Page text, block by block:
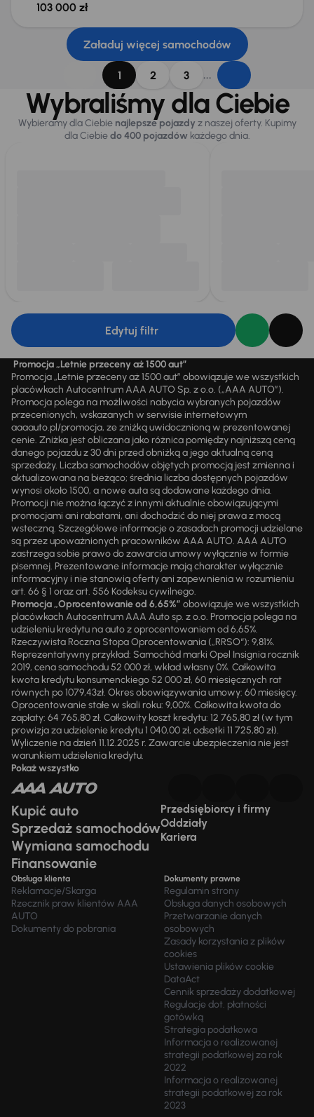
103 000 zł
Załaduj więcej samochodów
1 2 3 ...
Wybraliśmy dla Ciebie
Wybieramy dla Ciebie najlepsze pojazdy z naszej oferty. Kupimy
dla Ciebiedo 400 pojazdówkażdego dnia.
Edytuj filtr
Promocja „Letnie przeceny aż 1500 aut”
Promocja „Letnie przeceny aż 1500 aut” obowiązuje we wszystkich
placówkach Autocentrum AAA AUTO Sp. z o.o. („AAA AUTO”).
Promocja polega na możliwości nabycia wybranych pojazdów
przecenionych, wskazanych w serwisie internetowym
aaaauto.pl/promocja, ze zniżką uwidocznioną w prezentowanej
cenie. Zniżka jest obliczana jako różnica pomiędzy najniższą ceną
danego pojazdu z 30 dni przed obniżką a jego aktualną ceną
sprzedaży. Liczba samochodów objętych promocją jest zmienna i
aktualizowana na bieżąco; średnia liczba dostępnych pojazdów
wynosi około 1500, a nowe auta są dodawane każdego dnia.
Promocji nie można łączyć z innymi aktualnie obowiązującymi
promocjami ani rabatami, ani dochodzić do niej prawa z mocą
wsteczną. Szczegółowe informacje o zasadach promocji udzielane
są przez upoważnionych pracowników AAA AUTO. AAA AUTO
zastrzega sobie prawo do zawarcia umowy wyłącznie w formie
pisemnej. Prezentowane informacje mają charakter wyłącznie
informacyjny i nie stanowią oferty ani zapewnienia w rozumieniu
art. 66 § 1 oraz art. 556 Kodeksu cywilnego.
Promocja „Oprocentowanie od 6,65%” obowiązuje we wszystkich
placówkach Autocentrum AAA Auto sp. z o.o. Promocja polega na
udzieleniu kredytu na auto z oprocentowaniem od 6,65%.
Rzeczywista Roczna Stopa Oprocentowania („RRSO“): 9,81%.
Reprezentatywny przykład: Samochód marki Opel Insignia rocznik
2019, cena samochodu 52 000 zł, wkład własny 0%. Całkowita
kwota kredytu konsumenckiego 52 000 zł, 60 miesięcznych rat
równych po 1079,43zł. Okres obowiązywania umowy: 60 miesięcy.
Oprocentowanie stałe w skali roku: 9,00%. Całkowita kwota do
zapłaty: 64 765,80 zł. Całkowity koszt kredytu: 12 765,80 zł (w tym
prowizja za udzielenie kredytu 1 040,00 zł, odsetki 11 725,80 zł).
Wyliczenie na dzień 11.12.2025 r. Zawarcie ubezpieczenia nie jest
warunkiem udzielenia kredytu.
Pokaż wszystko
Kupić auto
Sprzedaż samochodów
Wymiana samochodu
Finansowanie
Przedsiębiorcy i firmy
Oddziały
Kariera
Obsługa klienta
Reklamacje/Skarga
Rzecznik praw klientów AAA
AUTO
Dokumenty do pobrania
Dokumenty prawne
Regulamin strony
Obsługa danych osobowych
Przetwarzanie danych
osobowych
Zasady korzystania z plików
cookies
Ustawienia plików cookie
DataAct
Cennik sprzedaży dodatkowej
Regulacje dot. płatności
gotówką
Strategia podatkowa
Informacja o realizowanej
strategii podatkowej za rok
2022
Informacja o realizowanej
strategii podatkowej za rok
2023